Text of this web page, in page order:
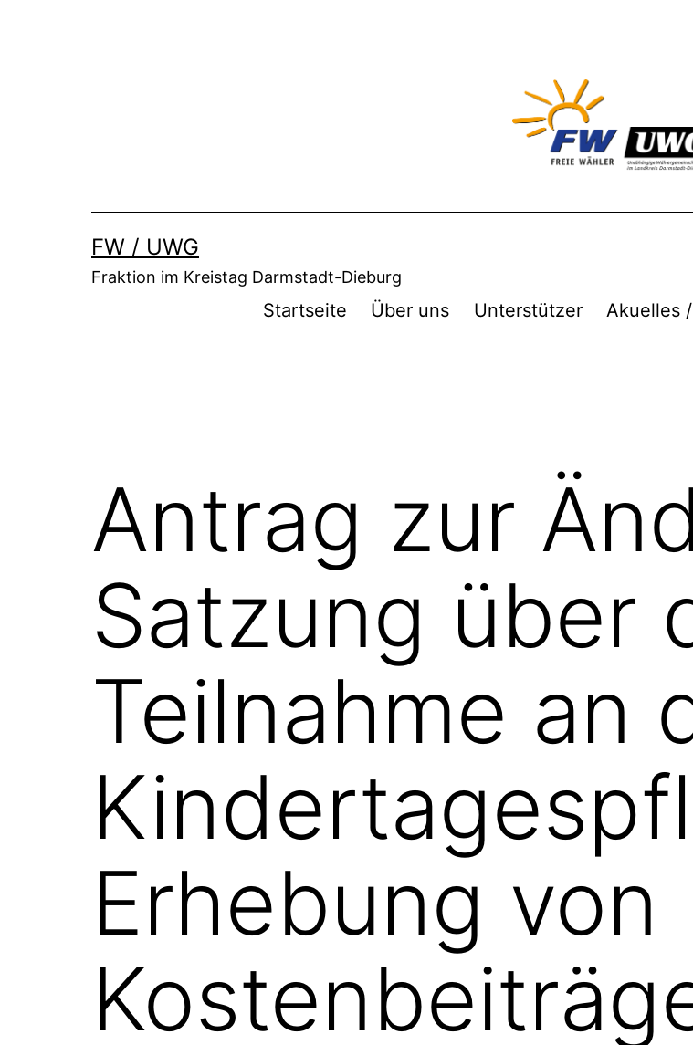
FW / UWG
Fraktion im Kreistag Darmstadt-Dieburg
Startseite Über uns Unterstützer Akuelles
Antrag zur
Satzung über
Teilnahme an
Erhebung von